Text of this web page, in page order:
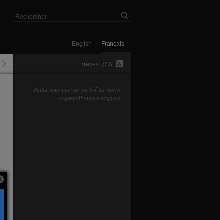
Français
English
Brèves RSS
Faites nous part de vos brèves <br/>
<span>Proposer</span>